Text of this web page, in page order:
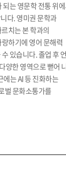
는 영문학 전통 위
다. 영미권 문학과
치는 본 학과의
하기에 영어 문해력
있습니다. 졸업 후
양한 영역으로 뻗어
에는 AI 등 진화하는
벌 문화소통가를